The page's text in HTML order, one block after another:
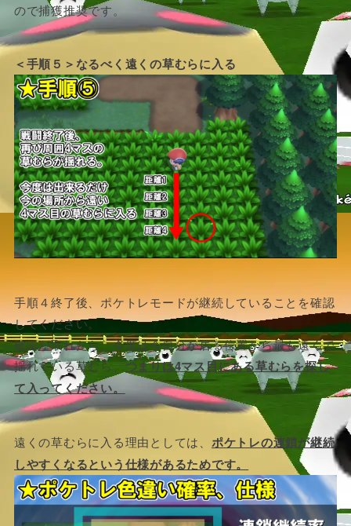
ので捕獲推奨です。
＜手順５＞なるべく遠くの草むらに入る
手順４終了後、ポケトレモードが継続していることを確認
してください。
確認が取れたら、今度は今自分が居る位置から最も遠くで
揺れている草むら、つまりは4マス目にある草むらを探し
て入ってください。
遠くの草むらに入る理由としては、 ポケトレの連鎖が継続
しやすくなるという仕様があるためです。